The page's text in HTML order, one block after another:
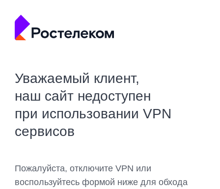
Уважаемый клиент,
наш сайт недоступен
при использовании VPN
сервисов
Пожалуйста, отключите VPN или
воспользуйтесь формой ниже для обхода